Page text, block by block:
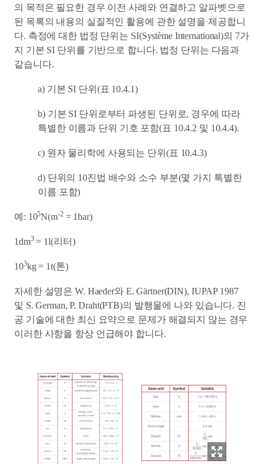
의 목적은 필요한 경우 이전 사례와 연결하고 알파벳으로
된 목록의 내용의 실질적인 활용에 관한 설명을 제공합니
다. 측정에 대한 법정 단위는 SI(Système International)의 7가
지 기본 SI 단위를 기반으로 합니다. 법정 단위는 다음과
같습니다.
a) 기본 SI 단위(표 10.4.1)
b) 기본 SI 단위로부터 파생된 단위로, 경우에 따라
특별한 이름과 단위 기호 포함(표 10.4.2 및 10.4.4).
c) 원자 물리학에 사용되는 단위(표 10.4.3)
d) 단위의 10진법 배수와 소수 부분(몇 가지 특별한
이름 포함)
예: 105N(m-2= 1bar)
1dm3= 1l(리터)
103kg = 1t(톤)
자세한 설명은 W. Haeder와 E. Gärtner(DIN), IUPAP 1987
및 S. German, P. Draht(PTB)의 발행물에 나와 있습니다. 진
공 기술에 대한 최신 요약으로 문제가 해결되지 않는 경우
이러한 사항을 항상 언급해야 합니다.